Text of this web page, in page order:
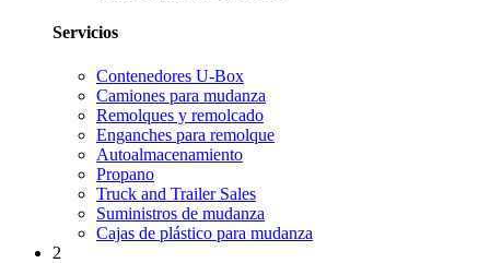
Servicios
Contenedores U-Box
Camiones para mudanza
Remolques y remolcado
Enganches para remolque
Autoalmacenamiento
Propano
Truck and Trailer Sales
Suministros de mudanza
Cajas de plástico para mudanza
2